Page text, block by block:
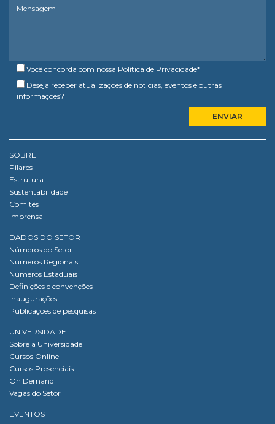
Você concorda com nossa Política de Privacidade*
Deseja receber atualizações de notícias, eventos e outras
informações?
SOBRE
Pilares
Estrutura
Sustentabilidade
Comitês
Imprensa
DADOS DO SETOR
Números do Setor
Números Regionais
Números Estaduais
Definições e convenções
Inaugurações
Publicações de pesquisas
UNIVERSIDADE
Sobre a Universidade
Cursos Online
Cursos Presenciais
On Demand
Vagas do Setor
EVENTOS